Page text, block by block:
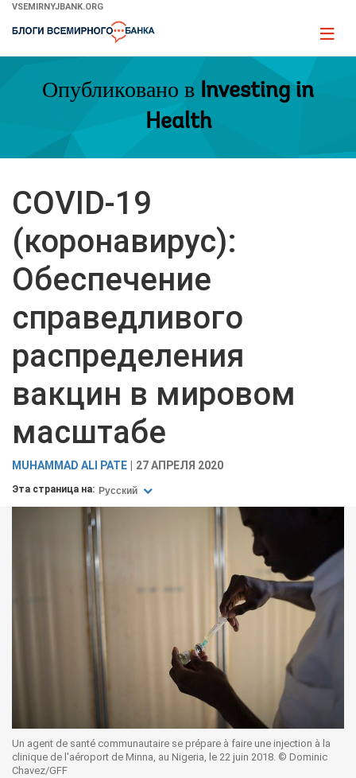
Skip
Main
VSEMIRNYJBANK.ORG
Page
Опубликовано в Investing in
Health
COVID-19
(коронавирус):
Обеспечение
справедливого
распределения
вакцин в мировом
масштабе
MUHAMMAD ALI PATE 27 АПРЕЛЯ 2020
Эта страница на: Русский
Un agent de santé communautaire se prépare à faire une injection à la
clinique de l'aéroport de Minna, au Nigeria, le 22 juin 2018. © Dominic
Chavez/GFF